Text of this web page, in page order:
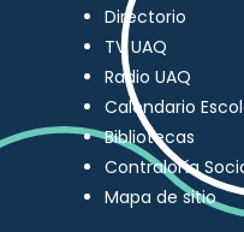
Directorio
TV UAQ
Radio UAQ
Calendario
Bibliotecas
Contraloría
Mapa de sitio